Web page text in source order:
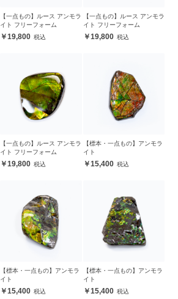
【一点もの】ルース アンモラ
イト フリーフォーム
19,800
【一点もの】ルース アンモラ
イト フリーフォーム
19,800
【一点もの】ルース アンモラ
イト フリーフォーム
19,800
【標本・一点もの】アンモラ
イト
15,400
【標本・一点もの】アンモラ
イト
15,400
【標本・一点もの】アンモラ
イト
15,400